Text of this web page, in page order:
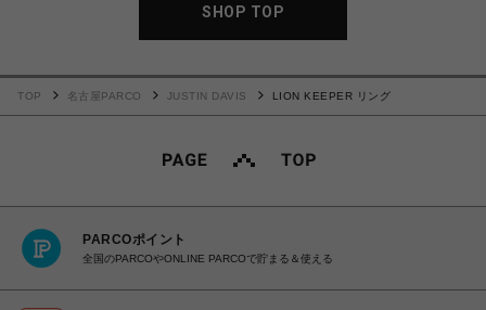
SHOP TOP
TOP 名古屋PARCO JUSTIN DAVIS LION KEEPER リング
PARCOポイント
全国のPARCOやONLINE PARCOで貯まる＆使える